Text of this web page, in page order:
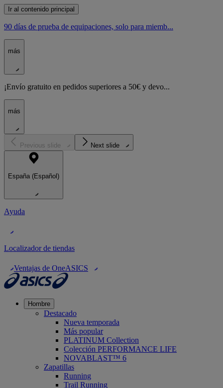
Ir al contenido principal
90 días de prueba de equipaciones, solo para miemb...
más
¡Envío gratuito en pedidos superiores a 50€ y devo...
más
Previous slide Next slide
España (Español)
Ayuda
Localizador de tiendas
Ventajas de OneASICS
Hombre
Destacado
Nueva temporada
Más popular
PLATINUM Collection
Colección PERFORMANCE LIFE
NOVABLAST™ 6
Zapatillas
Running
Trail Running